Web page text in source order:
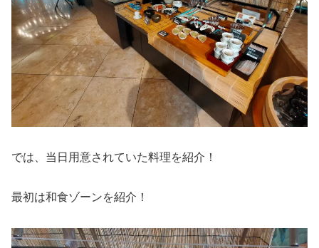
では、当日用意されていた料理を紹介！
最初は和食ゾーンを紹介！